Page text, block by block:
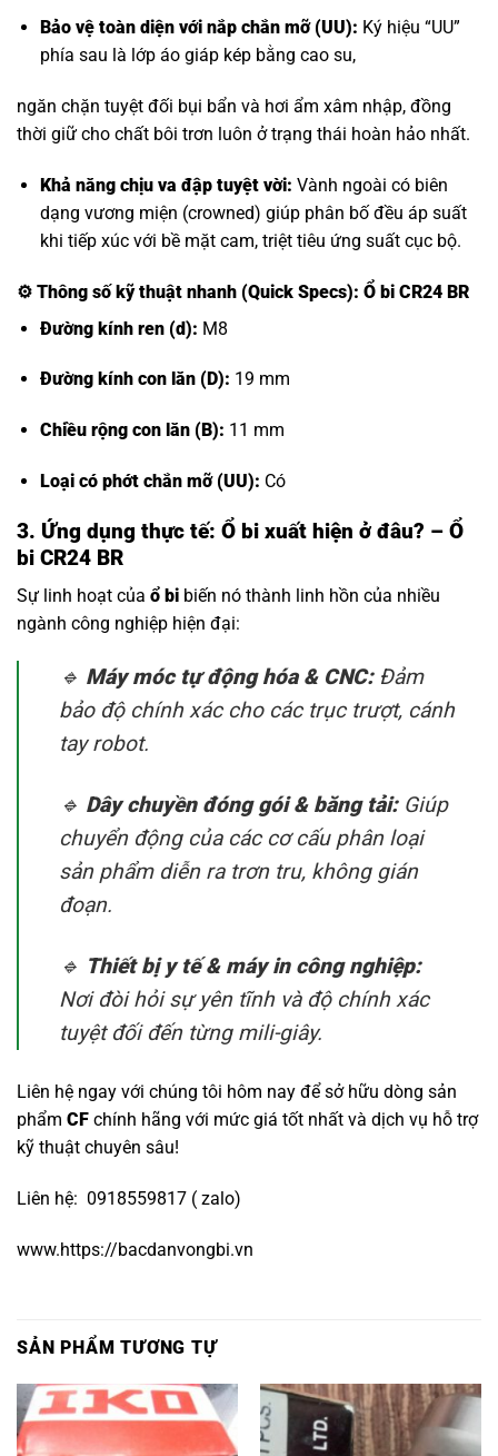
Bảo vệ toàn diện với nắp chắn mỡ (UU): Ký hiệu “UU”
phía sau là lớp áo giáp kép bằng cao su,
ngăn chặn tuyệt đối bụi bẩn và hơi ẩm xâm nhập, đồng
thời giữ cho chất bôi trơn luôn ở trạng thái hoàn hảo nhất.
Khả năng chịu va đập tuyệt vời: Vành ngoài có biên
dạng vương miện (crowned) giúp phân bố đều áp suất
khi tiếp xúc với bề mặt cam, triệt tiêu ứng suất cục bộ.
⚙️ Thông số kỹ thuật nhanh (Quick Specs): Ổ bi CR24 BR
Đường kính ren (d): M8
Đường kính con lăn (D): 19 mm
Chiều rộng con lăn (B): 11 mm
Loại có phớt chắn mỡ (UU): Có
3. Ứng dụng thực tế: Ổ bi xuất hiện ở đâu? – Ổ
bi CR24 BR
Sự linh hoạt của ổ bi biến nó thành linh hồn của nhiều
ngành công nghiệp hiện đại:
🔹 Máy móc tự động hóa & CNC:Đảm
bảo độ chính xác cho các trục trượt, cánh
tay robot.
🔹 Dây chuyền đóng gói & băng tải:Giúp
chuyển động của các cơ cấu phân loại
sản phẩm diễn ra trơn tru, không gián
đoạn.
🔹 Thiết bị y tế & máy in công nghiệp:
Nơi đòi hỏi sự yên tĩnh và độ chính xác
tuyệt đối đến từng mili-giây.
Liên hệ ngay với chúng tôi hôm nay để sở hữu dòng sản
phẩm CF chính hãng với mức giá tốt nhất và dịch vụ hỗ trợ
kỹ thuật chuyên sâu!
Liên hệ: 0918559817 ( zalo)
www.https://bacdanvongbi.vn
SẢN PHẨM TƯƠNG TỰ